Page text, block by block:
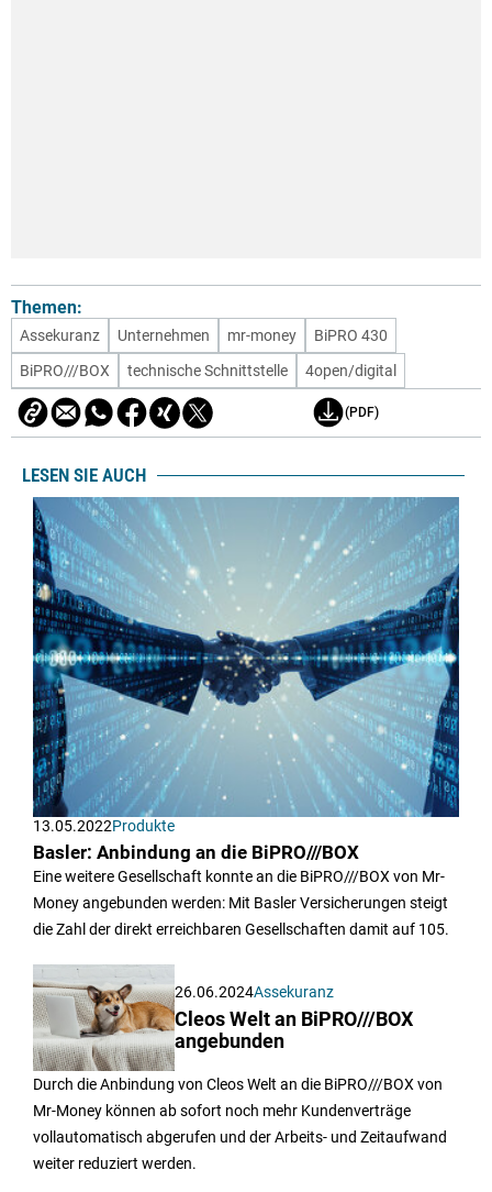
Themen:
Assekuranz Unternehmen mr-money
BiPRO 430
BiPRO///BOX
technische Schnittstelle 4open/digital
(PDF)
LESEN SIE AUCH
13.05.2022Produkte
Basler: Anbindung an die BiPRO///BOX
Eine weitere Gesellschaft konnte an die BiPRO///BOX von Mr-
Money angebunden werden: Mit Basler Versicherungen steigt
die Zahl der direkt erreichbaren Gesellschaften damit auf 105.
26.06.2024Assekuranz
Cleos Welt an BiPRO///BOX
angebunden
Durch die Anbindung von Cleos Welt an die BiPRO///BOX von
Mr-Money können ab sofort noch mehr Kundenverträge
vollautomatisch abgerufen und der Arbeits- und Zeitaufwand
weiter reduziert werden.